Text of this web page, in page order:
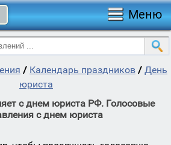
Меню
/ Календарь праздников / День
юриста
с днем юриста РФ. Голосовые
с днем юриста